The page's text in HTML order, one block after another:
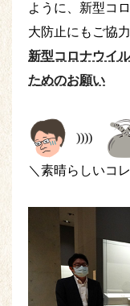
ように、新型コ
大防止にもご協
新型コロナウイ
ためのお願い
))))
＼素晴らしいコ